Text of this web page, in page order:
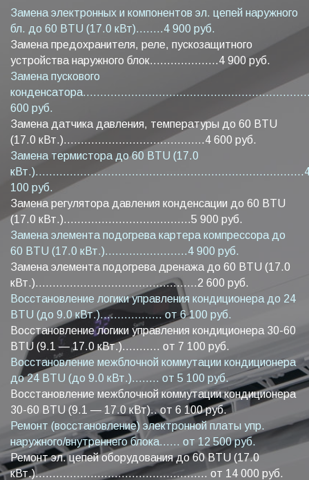
Замена электронных и компонентов эл. цепей наружного
бл. до 60 BTU (17.0 кВт)........4 900 руб.
Замена предохранителя, реле, пускозащитного
устройства наружного блок....................4 900 руб.
Замена пускового
600 руб.
Замена датчика давления, температуры до 60 BTU
(17.0 кВт.).........................................4 600 руб.
Замена термистора до 60 BTU (17.0
100 руб.
Замена регулятора давления конденсации до 60 BTU
(17.0 кВт.).....................................5 900 руб.
Замена элемента подогрева картера компрессора до
60 BTU (17.0 кВт.)........................4 900 руб.
Замена элемента подогрева дренажа до 60 BTU (17.0
кВт.)...............................................2 600 руб.
Восстановление логики управления кондиционера до 24
BTU (до 9.0 кВт.).................. от 6 100 руб.
Восстановление логики управления кондиционера 30-60
BTU (9.1 — 17.0 кВт.)........... от 7 100 руб.
Восстановление межблочной коммутации кондиционера
до 24 BTU (до 9.0 кВт.)........ от 5 100 руб.
Восстановление межблочной коммутации кондиционера
30-60 BTU (9.1 — 17.0 кВт).. от 6 100 руб.
Ремонт (восстановление) электронной платы упр.
наружного/внутреннего блока...... от 12 500 руб.
Ремонт эл. цепей оборудования до 60 BTU (17.0
кВт.).................................................. от 14 000 руб.